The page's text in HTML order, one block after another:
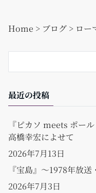
Home > ブログ > ロー
最近の投稿
『ピカソ meets ポー
高橋幸宏によせて
2026年7月13日
『宝島』〜1978年放
2026年7月3日